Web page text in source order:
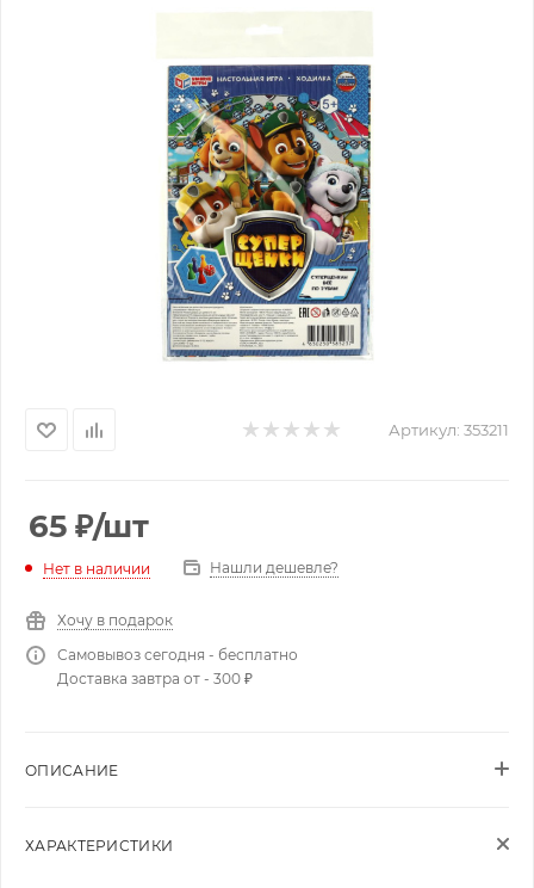
Артикул: 353211
65 ₽/шт
Нет в наличии Нашли дешевле?
Хочу в подарок
Самовывоз сегодня - бесплатно
Доставка завтра от - 300 ₽
ОПИСАНИЕ
ХАРАКТЕРИСТИКИ